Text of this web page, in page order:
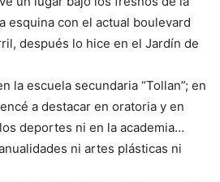
esquina con el actual boulevard
después lo hice en el Jardín de
la escuela secundaria “Tollan”; en
a destacar en oratoria y en
deportes ni en la academia…
ni artes plásticas ni